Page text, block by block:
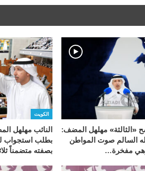
«الثالثة» مهلهل المضف:
السالم صوت المواطن
مفخرة…
الكويت
النائب مهلهل
بطلب استجواب
بصفته متضمناً